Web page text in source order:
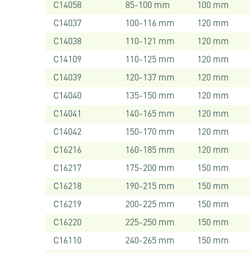
C14058
85-100 mm 100 mm
C14037
100-116 mm 120 mm
C14038
110-121 mm 120 mm
C14109
110-125 mm 120 mm
C14039
120-137 mm 120 mm
C14040
135-150 mm 120 mm
C14041
140-165 mm 120 mm
C14042
150-170 mm 120 mm
C16216
160-185 mm 120 mm
C16217
175-200 mm 150 mm
C16218
190-215 mm 150 mm
C16219
200-225 mm 150 mm
C16220
225-250 mm 150 mm
C16110
240-265 mm 150 mm